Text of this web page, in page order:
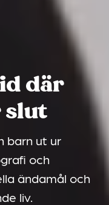
där
slut
barn ut ur
och
ändamål och
liv.